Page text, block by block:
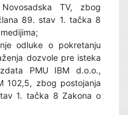
TV, zbog
89. stav 1. tačka 8
odluke o pokretanju
dozvole pre isteka
PMU IBM d.o.o.,
102,5, zbog postojanja
1. tačka 8 Zakona o